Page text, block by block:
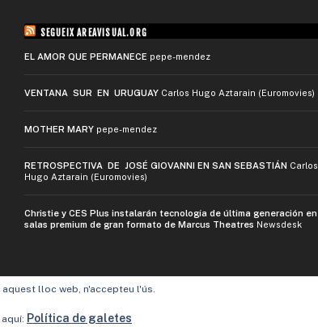
SEGUEIX AREAVISUAL.ORG
EL AMOR QUE PERMANECE pepe-mendez
VENTANA SUR EN URUGUAY Carlos Hugo Aztarain (Euromovies)
MOTHER MARY pepe-mendez
RETROSPECTIVA DE JOSÉ GIOVANNI EN SAN SEBASTIÁN Carlos
Hugo Aztarain (Euromovies)
Christie y CES Plus instalarán tecnología de última generación en
salas premium de gran formato de Marcus Theatres Newsdesk
lloc web, n'accepteu l'ús.
Política de galetes